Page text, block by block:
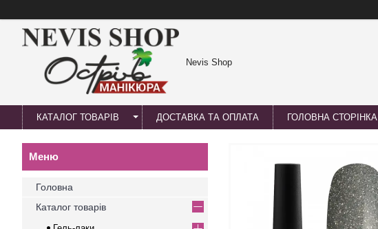
Nevis Shop
КАТАЛОГ ТОВАРІВ ДОСТАВКА ТА ОПЛАТА ГОЛОВНА СТОРІНКА
Головна
Каталог товарів